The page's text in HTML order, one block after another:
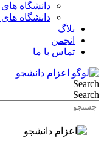
دانشگاه های
دانشگاه
بلاگ
انجمن
تماس با ما
Search
Search